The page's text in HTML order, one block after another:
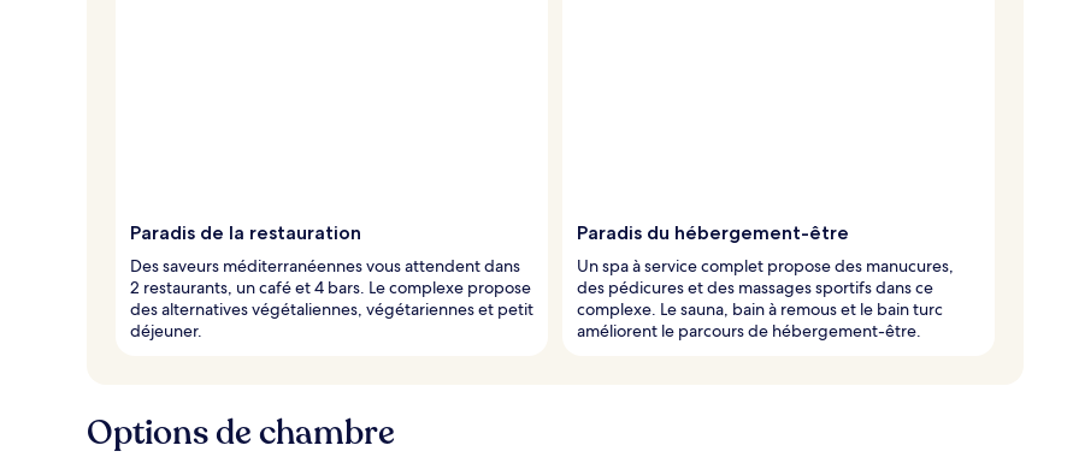
Paradis de la restauration
Des saveurs méditerranéennes vous attendent dans
2 restaurants, un café et 4 bars. Le complexe propose
des alternatives végétaliennes, végétariennes et petit
déjeuner.
Paradis du hébergement-être
Un spa à service complet propose des manucures,
des pédicures et des massages sportifs dans ce
complexe. Le sauna, bain à remous et le bain turc
améliorent le parcours de hébergement-être.
Options de chambre